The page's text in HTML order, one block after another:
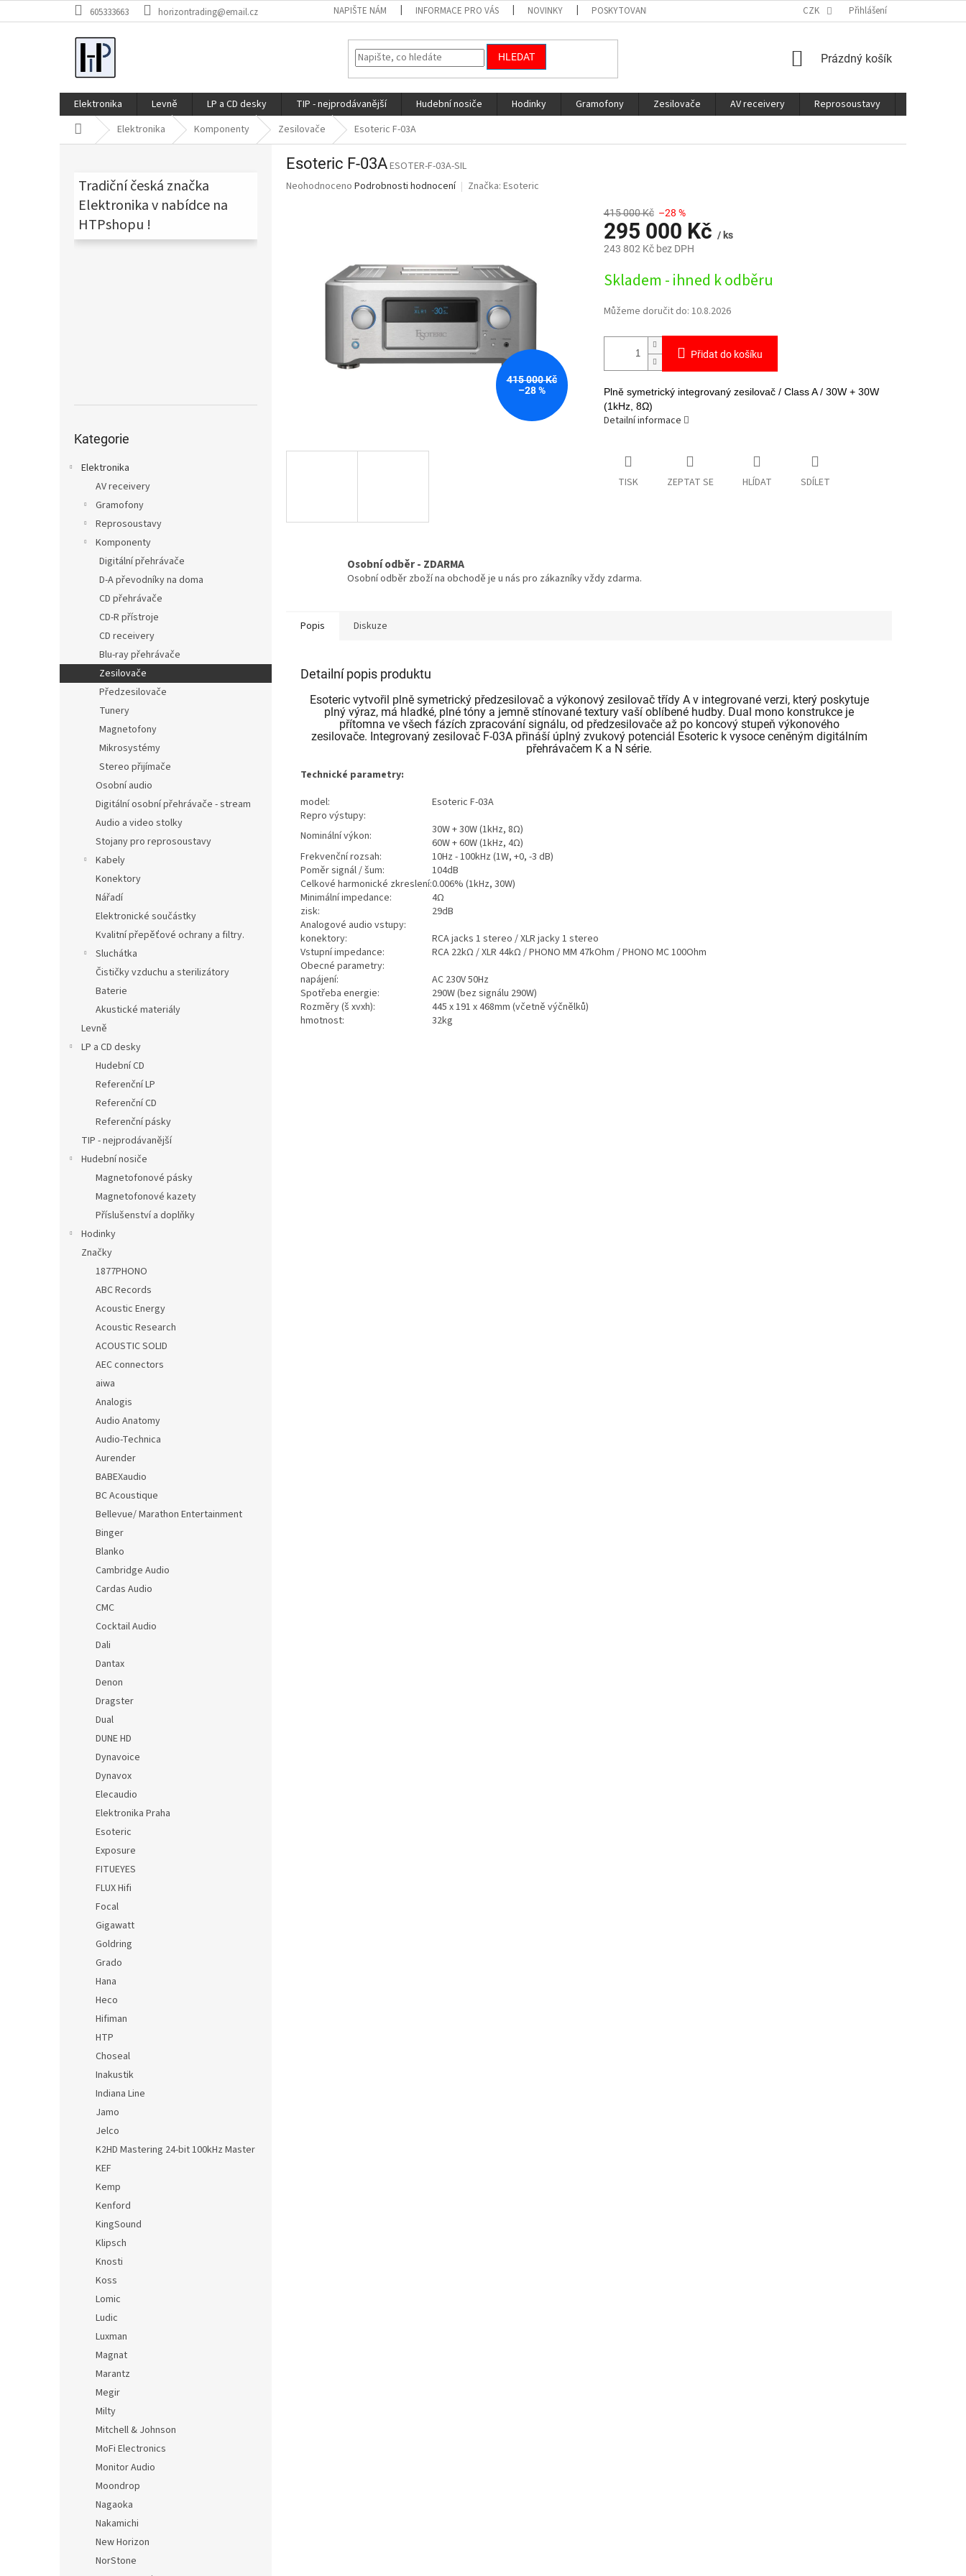
na
605333663 horizontrading@email.cz NAPIŠTE NÁM INFORMACE PRO VÁS NOVINKY POSKYTOVANÉ SLUŽBY CZK Přihlášení
HLEDAT
NÁKUPNÍ
Prázdný košík
Elektronika Levně LP a CD desky TIP - nejprodávanější Hudební nosiče Hodinky Gramofony Zesilovače AV receivery Reprosoustavy
Domů Elektronika Komponenty Zesilovače Esoteric F-03A
Tradiční česká značka
Elektronika v nabídce na
HTPshopu !
kategorie
Kategorie
Elektronika
AV receivery
Gramofony
Reprosoustavy
Komponenty
Digitální přehrávače
D-A převodníky na doma
CD přehrávače
CD-R přístroje
CD receivery
Blu-ray přehrávače
Zesilovače
Předzesilovače
Tunery
Magnetofony
Mikrosystémy
Stereo přijímače
Osobní audio
Digitální osobní přehrávače - stream
Audio a video stolky
Stojany pro reprosoustavy
Kabely
Konektory
Nářadí
Elektronické součástky
Kvalitní přepěťové ochrany a filtry.
Sluchátka
Čističky vzduchu a sterilizátory
Baterie
Akustické materiály
Levně
LP a CD desky
Hudební CD
Referenční LP
Referenční CD
Referenční pásky
TIP - nejprodávanější
Hudební nosiče
Magnetofonové pásky
Magnetofonové kazety
Příslušenství a doplňky
Hodinky
Značky
1877PHONO
ABC Records
Acoustic Energy
Acoustic Research
ACOUSTIC SOLID
AEC connectors
aiwa
Analogis
Audio Anatomy
Audio-Technica
Aurender
BABEXaudio
BC Acoustique
Bellevue/ Marathon Entertainment
Binger
Blanko
Cambridge Audio
Cardas Audio
CMC
Cocktail Audio
Dali
Dantax
Denon
Dragster
Dual
DUNE HD
Dynavoice
Dynavox
Elecaudio
Elektronika Praha
Esoteric
Exposure
FITUEYES
FLUX Hifi
Focal
Gigawatt
Goldring
Grado
Hana
Heco
Hifiman
HTP
Choseal
Inakustik
Indiana Line
Jamo
Jelco
K2HD Mastering 24-bit 100kHz Master
KEF
Kemp
Kenford
KingSound
Klipsch
Knosti
Koss
Lomic
Ludic
Luxman
Magnat
Marantz
Megir
Milty
Mitchell & Johnson
MoFi Electronics
Monitor Audio
Moondrop
Nagaoka
Nakamichi
New Horizon
NorStone
Esoteric F-03AESOTER-F-03A-SIL
Průměrné
hvězdiček.
Neohodnoceno Podrobnosti hodnocení Značka: Esoteric
415 000 Kč
–28 %
415 000 Kč –28 %
295 000 Kč / ks
243 802 Kč bez DPH
cena:
Skladem - ihned k odběru
Můžeme doručit do: 10.8.2026
Přidat do košíku
Plně symetrický integrovaný zesilovač / Class A / 30W + 30W
(1kHz, 8Ω)
Detailní informace
TISK ZEPTAT SE HLÍDAT SDÍLET
Osobní odběr - ZDARMA
Osobní odběr zboží na obchodě je u nás pro zákazníky vždy zdarma.
Popis Diskuze
Detailní popis produktu
Esoteric vytvořil plně symetrický předzesilovač a výkonový zesilovač třídy A v integrované verzi, který poskytuje
plný výraz, má hladké, plné tóny a jemně stínované textury vaší oblíbené hudby. Dual mono konstrukce je
přítomna ve všech fázích zpracování signálu, od předzesilovače až po koncový stupeň výkonového
zesilovače. Integrovaný zesilovač F-03A přináší úplný zvukový potenciál Esoteric k vysoce ceněným digitálním
přehrávačem K a N série.
Technické parametry:
model:
Esoteric F-03A
Repro výstupy:
Nominální výkon:
30W + 30W (1kHz, 8Ω)
60W + 60W (1kHz, 4Ω)
Frekvenční rozsah:
10Hz - 100kHz (1W, +0, -3 dB)
Poměr signál / šum:
104dB
Celkové harmonické zkreslení:0.006% (1kHz, 30W)
Minimální impedance:
4Ω
zisk:
29dB
Analogové audio vstupy:
konektory:
RCA jacks 1 stereo / XLR jacky 1 stereo
Vstupní impedance:
RCA 22kΩ / XLR 44kΩ / PHONO MM 47kOhm / PHONO MC 100Ohm
Obecné parametry:
napájení:
AC 230V 50Hz
Spotřeba energie:
290W (bez signálu 290W)
Rozměry (š xvxh):
445 x 191 x 468mm (včetně výčnělků)
hmotnost:
32kg